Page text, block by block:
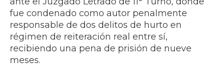
fue condenado como autor penalmente
responsable de dos delitos de hurto en
régimen de reiteración real entre sí,
recibiendo una pena de prisión de nueve
meses.